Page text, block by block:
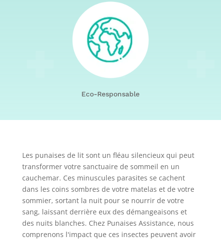
Eco-Responsable
Les punaises de lit sont un fléau silencieux qui peut
transformer votre sanctuaire de sommeil en un
cauchemar. Ces minuscules parasites se cachent
dans les coins sombres de votre matelas et de votre
sommier, sortant la nuit pour se nourrir de votre
sang, laissant derrière eux des démangeaisons et
des nuits blanches. Chez Punaises Assistance, nous
comprenons l'impact que ces insectes peuvent avoir